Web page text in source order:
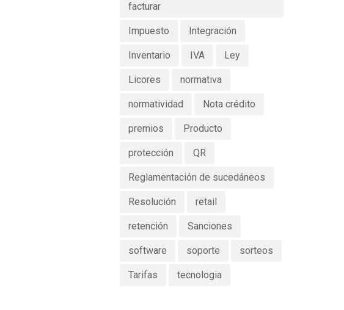
facturar
Impuesto Integración
Inventario IVA Ley
Licores normativa
normatividad Nota crédito
premios Producto
protección QR
Reglamentación de sucedáneos
Resolución retail
retención Sanciones
software soporte sorteos
Tarifas tecnologia